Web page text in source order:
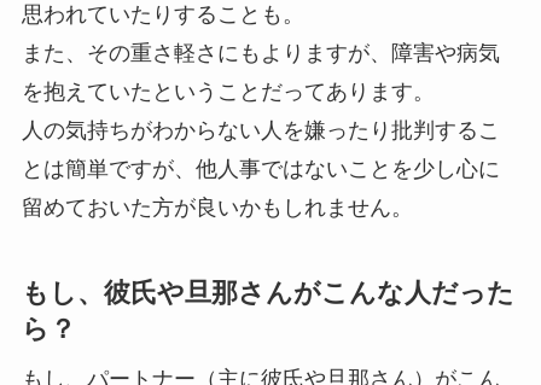
思われていたりすることも。
また、その重さ軽さにもよりますが、障害や病気
を抱えていたということだってあります。
人の気持ちがわからない人を嫌ったり批判するこ
とは簡単ですが、他人事ではないことを少し心に
留めておいた方が良いかもしれません。
もし、彼氏や旦那さんがこんな人だった
ら？
もし、パートナー（主に彼氏や旦那さん）がこん